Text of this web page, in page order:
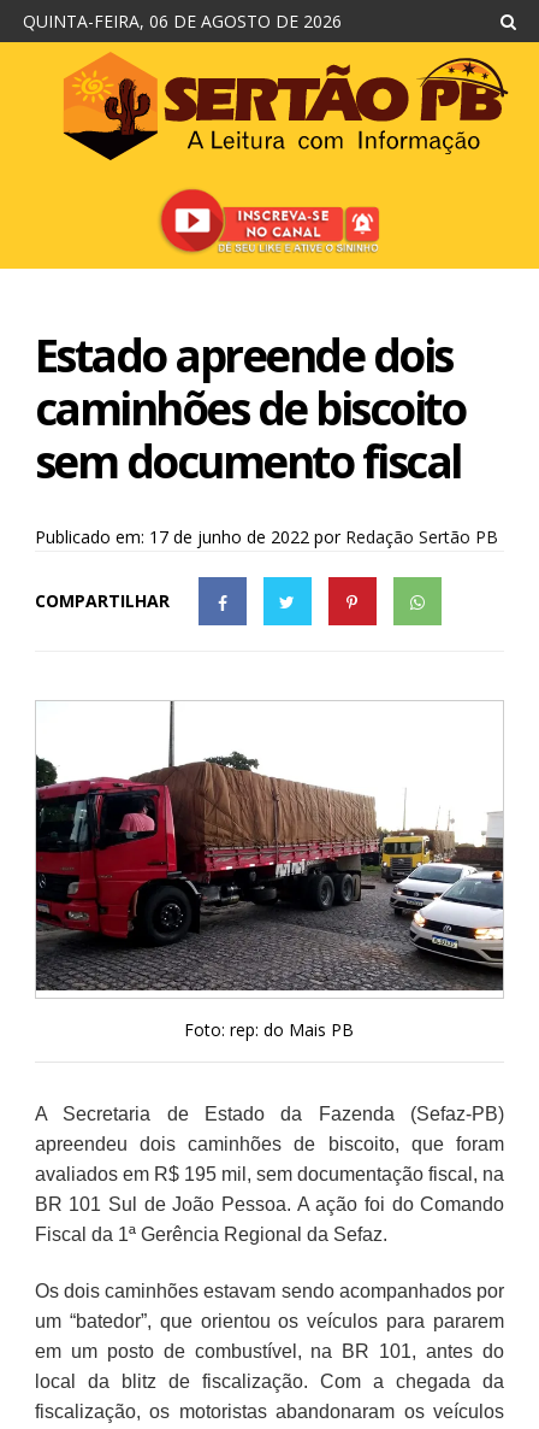
QUINTA-FEIRA, 06 DE AGOSTO DE 2026
Estado apreende dois
caminhões de biscoito
sem documento fiscal
Publicado em: 17 de junho de 2022 por Redação Sertão PB
COMPARTILHAR
Foto: rep: do Mais PB
A Secretaria de Estado da Fazenda (Sefaz-PB)
apreendeu dois caminhões de biscoito, que foram
avaliados em R$ 195 mil, sem documentação fiscal, na
BR 101 Sul de João Pessoa. A ação foi do Comando
Fiscal da 1ª Gerência Regional da Sefaz.
Os dois caminhões estavam sendo acompanhados por
um “batedor”, que orientou os veículos para pararem
em um posto de combustível, na BR 101, antes do
local da blitz de fiscalização. Com a chegada da
fiscalização, os motoristas abandonaram os veículos